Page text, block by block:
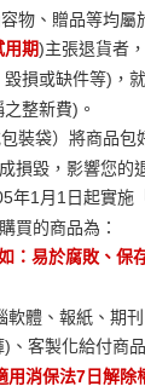
物、贈品等均屬
期)主張退貨者
損或缺件等)，
整新費)。
裝袋）將商品包
損毀，影響您的
年1月1日起實施
買的商品為：
：易於腐敗、保
體、報紙、期
、客製化給付商
用消保法7日解除